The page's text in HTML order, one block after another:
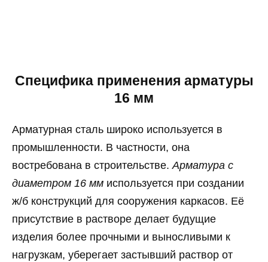
Специфика применения арматуры
16 мм
Арматурная сталь широко используется в
промышленности. В частности, она
востребована в строительстве. Арматура с
диаметром 16 мм используется при создании
ж/б конструкций для сооружения каркасов. Её
присутствие в растворе делает будущие
изделия более прочными и выносливыми к
нагрузкам, уберегает застывший раствор от